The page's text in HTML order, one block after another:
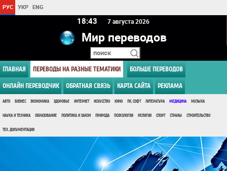
РУС УКР ENG
18:43 7 августа 2026
Мир переводов
ГЛАВНАЯ ПЕРЕВОДЫ НА РАЗНЫЕ ТЕМАТИКИ БОЛЬШЕ ПЕРЕВОДОВ
ОНЛАЙН ПЕРЕВОДЧИК ОБРАТНАЯ СВЯЗЬ КАРТА САЙТА РЕКЛАМА
АВТО БИЗНЕС ЭКОНОМИКА ЗДОРОВЬЕ ИНТЕРНЕТ ИСКУССТВО КИНО ПК, СОФТ ЛИТЕРАТУРА МЕДИЦИНА МУЗЫКА
НАУКА И ТЕХНИКА ОБРАЗОВАНИЕ ПОЛИТИКА И ЗАКОН ПРИРОДА ПСИХОЛОГИЯ РЕЛИГИЯ СПОРТ СТРАНЫ СТРОИТЕЛЬСТВО
ТЕХ. ДОКУМЕНТАЦИЯ